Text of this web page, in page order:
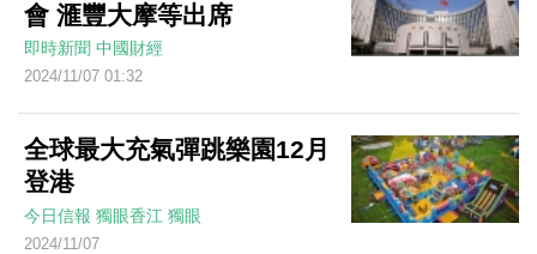
會 滙豐大摩等出席
即時新聞 中國財經
2024/11/07 01:32
全球最大充氣彈跳樂園12月
登港
今日信報 獨眼香江 獨眼
2024/11/07